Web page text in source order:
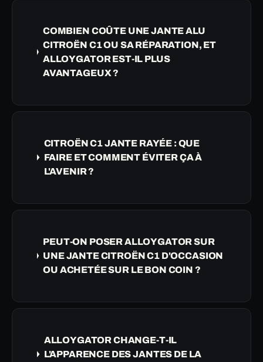
COMBIEN COÛTE UNE JANTE ALU
CITROËN C1 OU SA RÉPARATION, ET
ALLOYGATOR EST-IL PLUS
AVANTAGEUX ?
CITROËN C1 JANTE RAYÉE : QUE
FAIRE ET COMMENT ÉVITER ÇA À
L'AVENIR ?
PEUT-ON POSER ALLOYGATOR SUR
UNE JANTE CITROËN C1 D'OCCASION
OU ACHETÉE SUR LE BON COIN ?
ALLOYGATOR CHANGE-T-IL
L'APPARENCE DES JANTES DE LA